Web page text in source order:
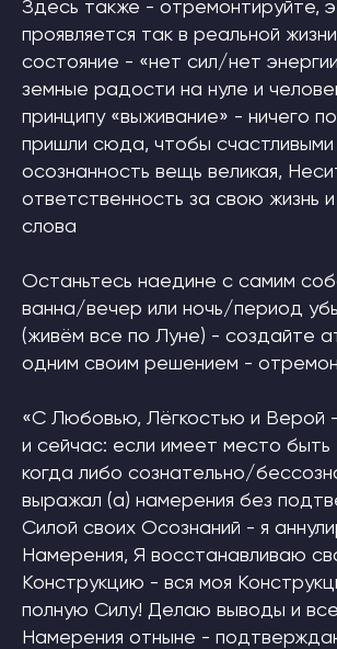
Здесь также - отремонтируйте,
проявляется так в реальной
состояние - «нет сил/нет
земные радости на нуле и
принципу «выживание» - ничего
пришли сюда, чтобы
осознанность вещь великая,
ответственность за свою жизнь
слова
Останьтесь наедине с самим
ванна/вечер или ночь/период
(живём все по Луне) - создайте
одним своим решением -
«С Любовью, Лёгкостью и Верой
и сейчас: если имеет место быть
когда либо сознательно/
выражал (а) намерения без
Силой своих Осознаний - я
Намерения, Я восстанавливаю
Конструкцию - вся моя
полную Силу! Делаю выводы и
Намерения отныне -
ОГРН 322030000010453
Договор публичной оферты
Защита авторских прав
Нажимая на кнопку, я соглашаюсь на обработку
ОТПРАВИТЬ
Патент на Товарный Знак номер 1080007
Патент на Товарный Знак номер 902234
Лицензия на осуществление
(знак обслуживания) номер 1095908
СТАТЬИ
*деятельность компании Meta
Platforms, Inc. (социальные сети
Instagram, Facebook) запрещена
в России